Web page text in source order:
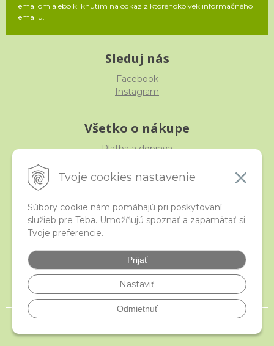
Tvoje cookies nastavenie
Súbory cookie nám pomáhajú pri poskytovaní
služieb pre Teba. Umožňujú spoznať a zapamätať si
Tvoje preferencie.
Prijať
Nastaviť
Odmietnuť
emailom alebo kliknutím na odkaz z ktoréhokoľvek informačného
emailu.
Sleduj nás
Facebook
Instagram
Všetko o nákupe
Platba a doprava
Obchodné podmienky
iStraka
Veľkoobchod
Najčastejšie otázky
Certifikáty
© 2026 istraka.sk - najligotavejšie korálky a polodrahokamy široko ďaleko •